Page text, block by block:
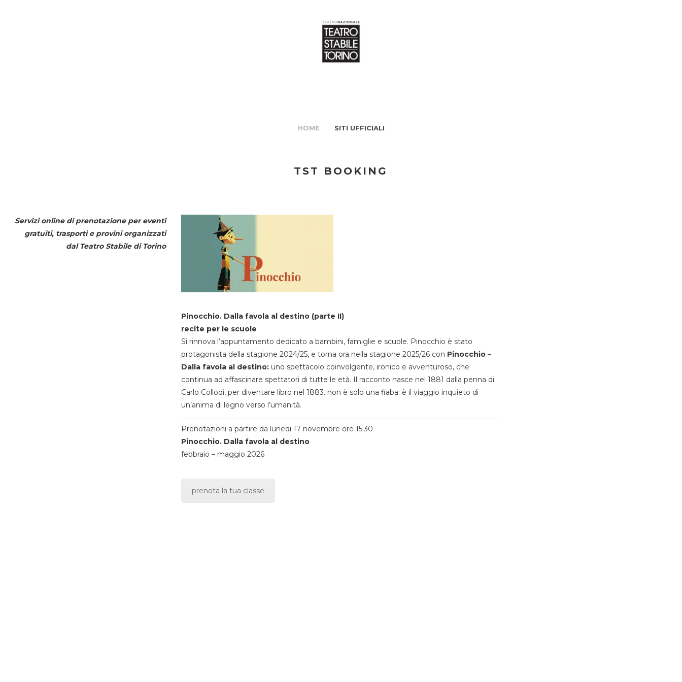
HOME SITI UFFICIALI
TST BOOKING
Servizi online di prenotazione per eventi
gratuiti, trasporti e provini organizzati
dal Teatro Stabile di Torino
Pinocchio. Dalla favola al destino (parte II)
recite per le scuole
Si rinnova l’appuntamento dedicato a bambini, famiglie e scuole. Pinocchio è stato
protagonista della stagione 2024/25, e torna ora nella stagione 2025/26 con Pinocchio –
Dalla favola al destino:uno spettacolo coinvolgente, ironico e avventuroso, che
continua ad affascinare spettatori di tutte le età. Il racconto nasce nel 1881 dalla penna di
Carlo Collodi, per diventare libro nel 1883. non è solo una fiaba: è il viaggio inquieto di
un’anima di legno verso l’umanità.
Prenotazioni a partire da lunedi 17 novembre ore 15.30
Pinocchio. Dalla favola al destino
febbraio – maggio 2026
prenota la tua classe